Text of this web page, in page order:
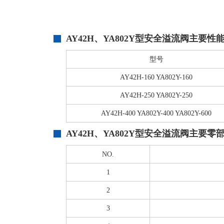
AY42H、YA802Y型安全溢流阀主要性
型号
AY42H-160 YA802Y-160
AY42H-250 YA802Y-250
AY42H-400 YA802Y-400 YA802Y-600
AY42H、YA802Y型安全溢流阀主要零
NO.
1
2
3